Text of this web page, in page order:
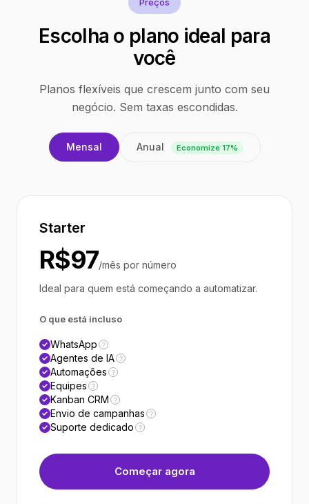
Escolha o plano ideal para
você
Planos flexíveis que crescem junto com seu
negócio. Sem taxas escondidas.
Mensal Anual Economize 17%
Starter
R$97/mês por número
Ideal para quem está começando a automatizar.
O que está incluso
WhatsApp ?
Agentes de IA ?
Automações ?
Equipes ?
Kanban CRM ?
Envio de campanhas ?
Suporte dedicado ?
Começar agora